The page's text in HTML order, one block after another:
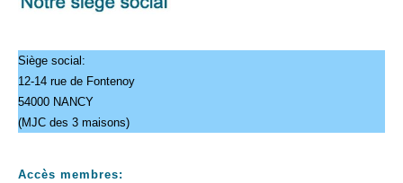
Siège social:
12-14 rue de Fontenoy
54000 NANCY
(MJC des 3 maisons)
Accès membres: